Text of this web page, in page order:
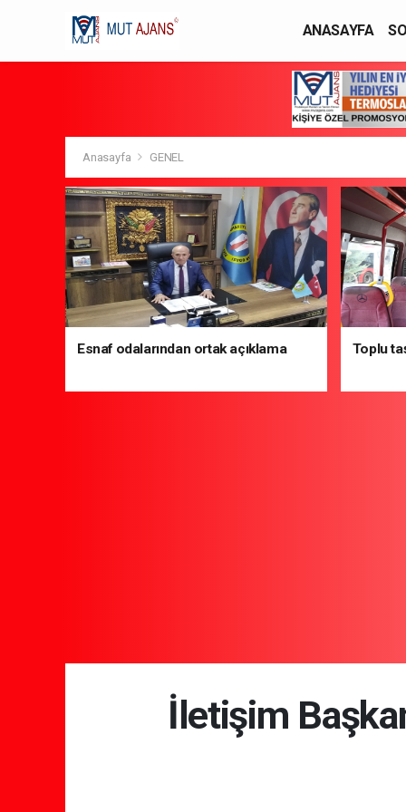
ANASAYFA
Anasayfa GENEL
Esnaf odalarından ortak açıklama Toplu
İletişim